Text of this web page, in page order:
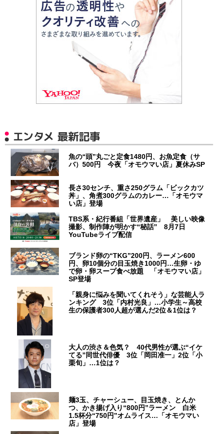
エンタメ 最新記事
魚の“頭”丸ごと定食1480円、お魚定食（サ
バ）500円 今夜「オモウマい店」夏休みSP
長さ30センチ、重さ250グラム「ビックカツ
丼」、角煮300グラムのカレー…「オモウマ
い店」登場
TBS系・紀行番組「世界遺産」 美しい映像
撮影、制作陣が明かす“秘話” 8月7日
YouTubeライブ配信
ブランド卵の“TKG”200円、ラーメン600
円、卵10個分の目玉焼き1000円…生卵・ゆ
で卵・卵スープ食べ放題 「オモウマい店」
SP登場
「親身に悩みを聞いてくれそう」な芸能人ラ
ンキング 3位「内村光良」…小学生～高校
生の保護者300人超が選んだ2位＆1位は？
大人の渋さ＆色気？ 40代男性が選ぶ“イケ
てる”同世代俳優 3位「岡田准一」2位「小
栗旬」…1位は？
麺3玉、チャーシュー、目玉焼き、とんか
つ、かき揚げ入り“800円”ラーメン 白米
1.5杯分“750円”オムライス…「オモウマい
店」登場